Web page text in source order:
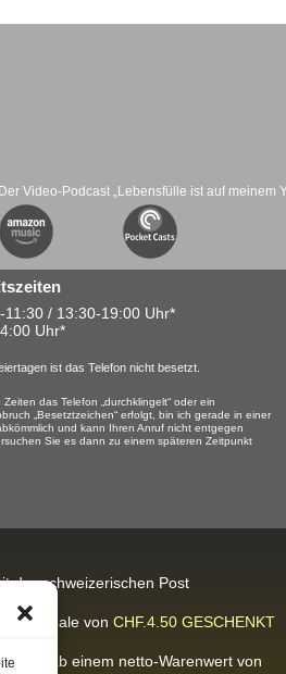
Video-Podcast „Lebensfülle ist auf meinem
11:30 / 13:30-19:00 Uhr*
Uhr*
ist das Telefon nicht besetzt.
das Telefon „durchklingelt“ oder ein
„Besetztzeichen“ erfolgt, bin ich gerade in einer
und kann Ihren Anruf nicht entgegen
Sie es dann zu einem späteren Zeitpunkt
der schweizerischen Post
von CHF.4.50 GESCHENKT
ab einem netto-Warenwert von